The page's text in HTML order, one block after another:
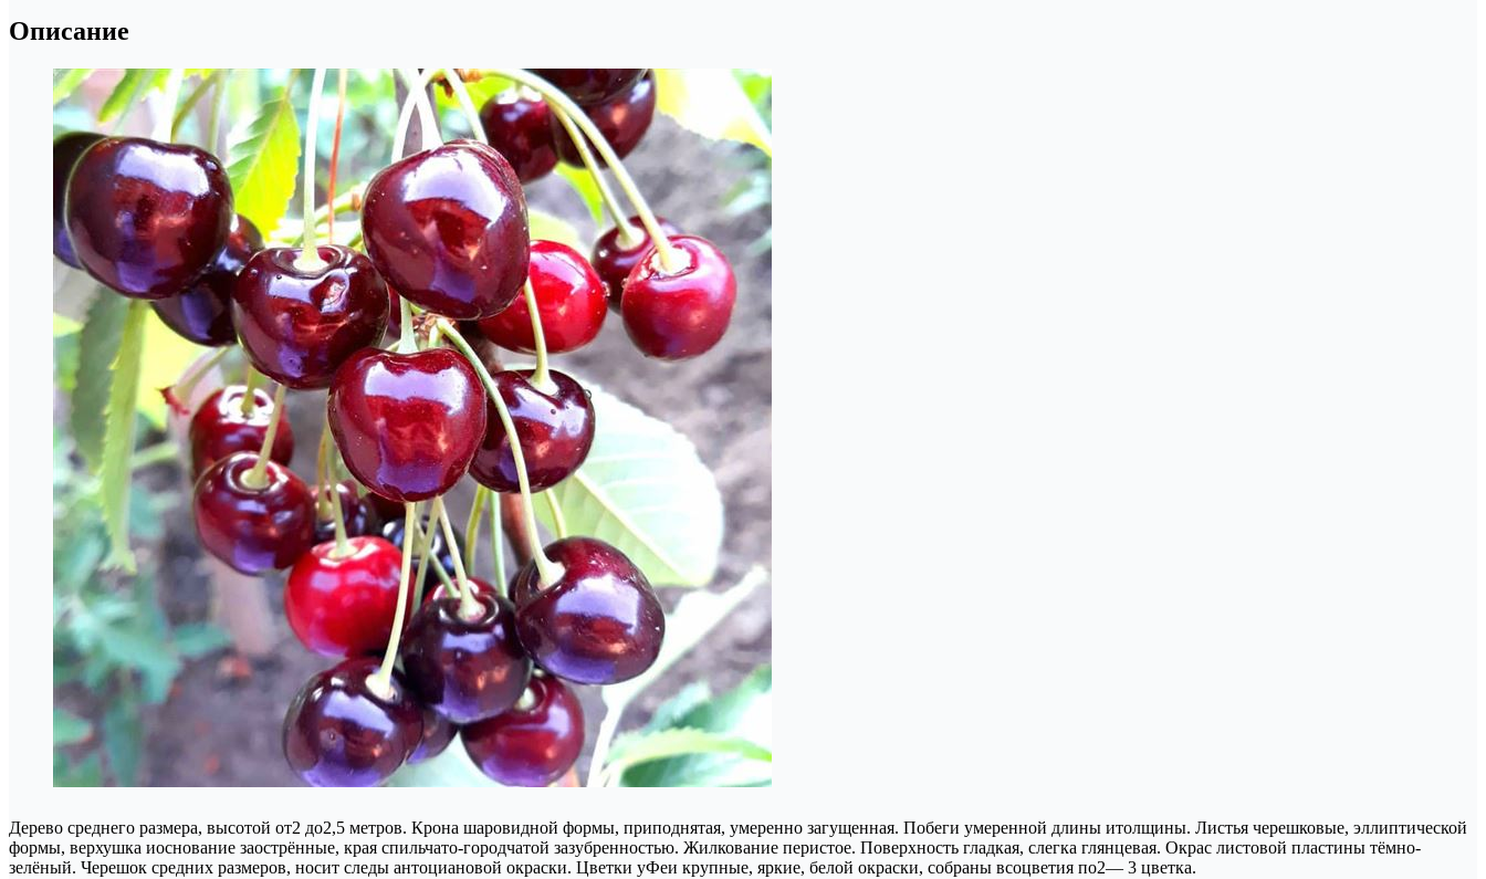
Описание
Дерево среднего размера, высотой от2 до2,5 метров. Крона шаровидной формы, приподнятая, умеренно загущенная. Побеги умеренной длины итолщины. Листья черешковые, эллиптической
формы, верхушка иоснование заострённые, края спильчато-городчатой зазубренностью. Жилкование перистое. Поверхность гладкая, слегка глянцевая. Окрас листовой пластины тёмно-
зелёный. Черешок средних размеров, носит следы антоциановой окраски. Цветки уФеи крупные, яркие, белой окраски, собраны всоцветия по2— 3 цветка.